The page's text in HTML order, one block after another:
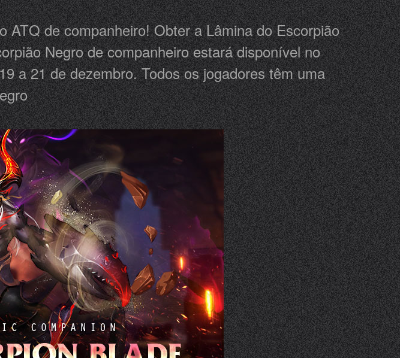
de companheiro! Obter a Lâmina do Escorpião
Negro de companheiro estará disponível no
a 21 de dezembro. Todos os jogadores têm uma